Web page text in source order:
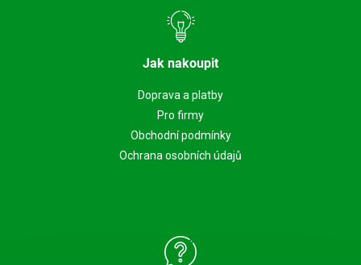
Jak nakoupit
Doprava a platby
Pro firmy
Obchodní podmínky
Ochrana osobních údajů